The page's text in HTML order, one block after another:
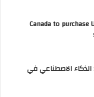
Canada to purchase
الاصطناعي في